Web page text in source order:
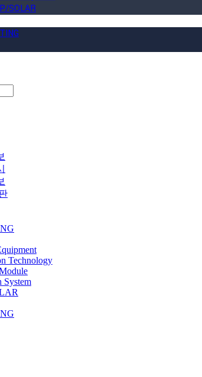
SOLAR
Technology
System